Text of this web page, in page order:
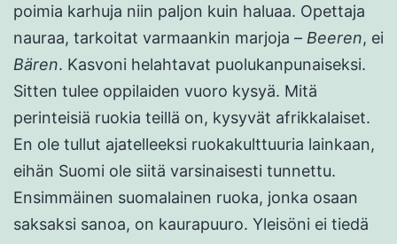
poimia karhuja niin paljon kuin haluaa. Opettaja
nauraa, tarkoitat varmaankin marjoja – Beeren, ei
Bären. Kasvoni helahtavat puolukanpunaiseksi.
Sitten tulee oppilaiden vuoro kysyä. Mitä
perinteisiä ruokia teillä on, kysyvät afrikkalaiset.
En ole tullut ajatelleeksi ruokakulttuuria lainkaan,
eihän Suomi ole siitä varsinaisesti tunnettu.
Ensimmäinen suomalainen ruoka, jonka osaan
saksaksi sanoa, on kaurapuuro. Yleisöni ei tiedä